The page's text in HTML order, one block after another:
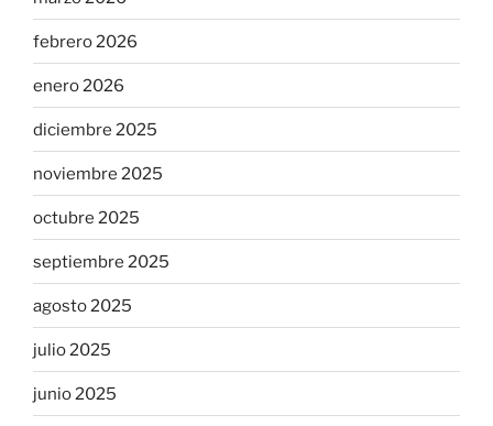
febrero 2026
enero 2026
diciembre 2025
noviembre 2025
octubre 2025
septiembre 2025
agosto 2025
julio 2025
junio 2025